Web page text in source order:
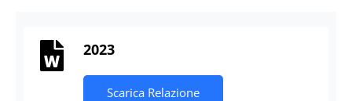
2023
Scarica Relazione